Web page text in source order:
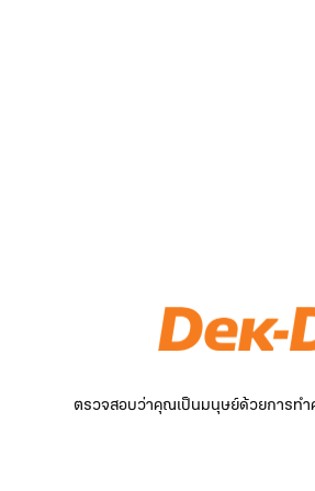
ตรวจสอบว่าคุณเป็นมนุษย์ด้วยการทำ